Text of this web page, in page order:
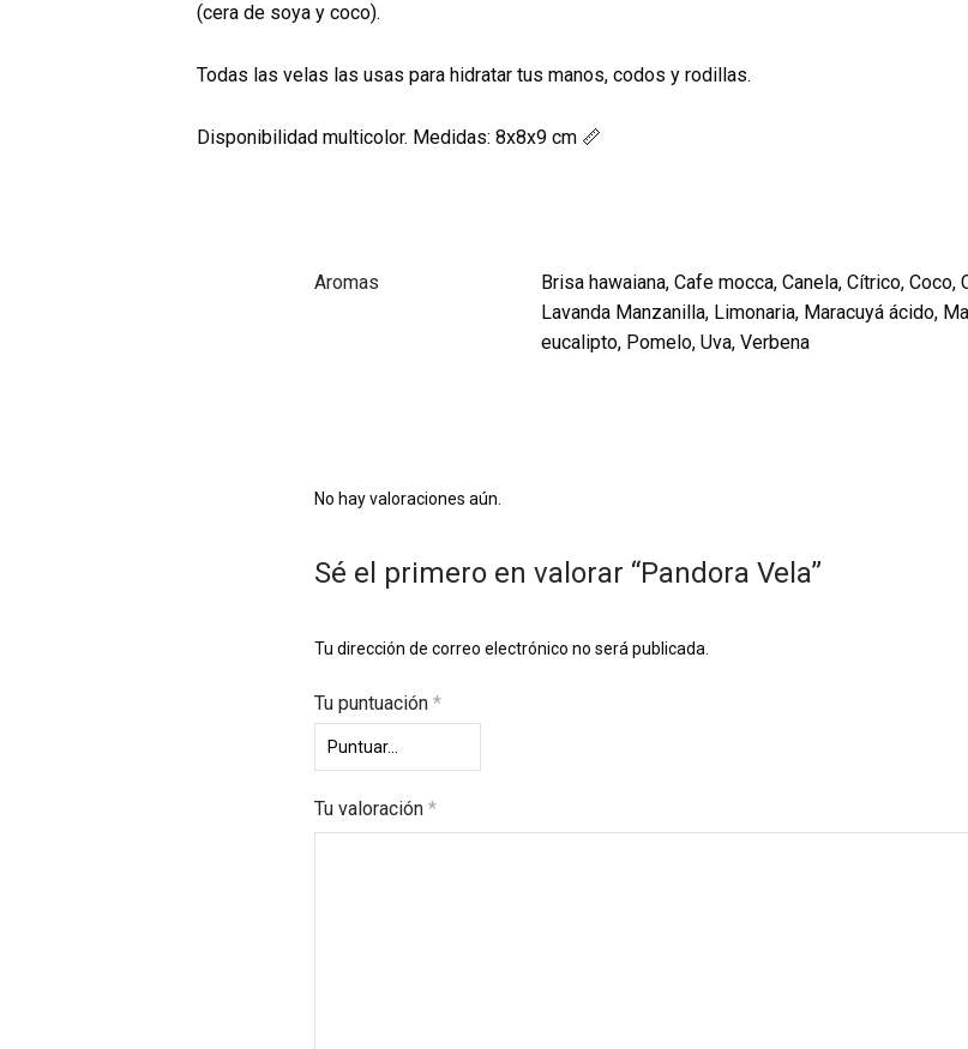
(cera de soya y coco).
Todas las velas las usas para hidratar tus manos, codos y rodillas.
Disponibilidad multicolor. Medidas: 8x8x9 cm 📏
Aromas
Brisa hawaiana, Cafe mocca, Canela, Cítrico,
Lavanda Manzanilla, Limonaria, Maracuyá ácido,
eucalipto, Pomelo, Uva, Verbena
No hay valoraciones aún.
Sé el primero en valorar “Pandora Vela”
Tu dirección de correo electrónico no será publicada.
Tu puntuación *
Tu valoración *